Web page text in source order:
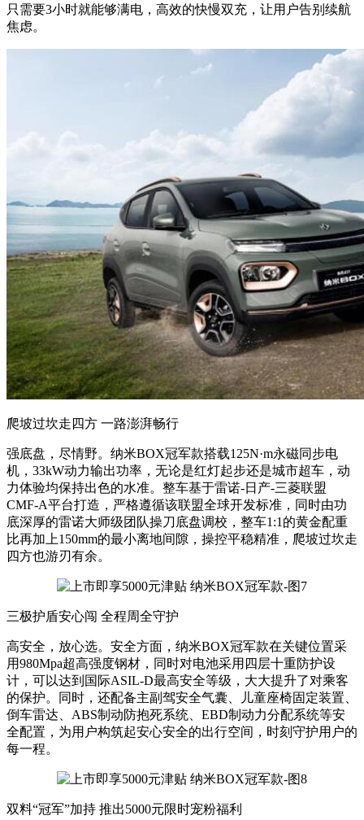
只需要3小时就能够满电，高效的快慢双充，让用户告别续航
焦虑。
爬坡过坎走四方 一路澎湃畅行
强底盘，尽情野。纳米BOX冠军款搭载125N·m永磁同步电
机，33kW动力输出功率，无论是红灯起步还是城市超车，动
力体验均保持出色的水准。整车基于雷诺-日产-三菱联盟
CMF-A平台打造，严格遵循该联盟全球开发标准，同时由功
底深厚的雷诺大师级团队操刀底盘调校，整车1:1的黄金配重
比再加上150mm的最小离地间隙，操控平稳精准，爬坡过坎走
四方也游刃有余。
三极护盾安心闯 全程周全守护
高安全，放心选。安全方面，纳米BOX冠军款在关键位置采
用980Mpa超高强度钢材，同时对电池采用四层十重防护设
计，可以达到国际ASIL-D最高安全等级，大大提升了对乘客
的保护。同时，还配备主副驾安全气囊、儿童座椅固定装置、
倒车雷达、ABS制动防抱死系统、EBD制动力分配系统等安
全配置，为用户构筑起安心安全的出行空间，时刻守护用户的
每一程。
双料“冠军”加持 推出5000元限时宠粉福利